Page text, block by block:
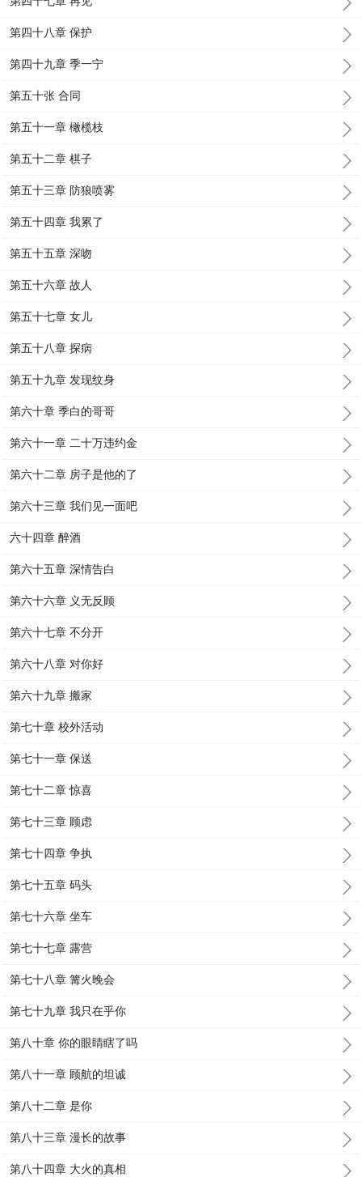
第四十八章 保护
第四十九章 季一宁
第五十张 合同
第五十一章 橄榄枝
第五十二章 棋子
第五十三章 防狼喷雾
第五十四章 我累了
第五十五章 深吻
第五十六章 故人
第五十七章 女儿
第五十八章 探病
第五十九章 发现纹身
第六十章 季白的哥哥
第六十一章 二十万违约金
第六十二章 房子是他的了
第六十三章 我们见一面吧
六十四章 醉酒
第六十五章 深情告白
第六十六章 义无反顾
第六十七章 不分开
第六十八章 对你好
第六十九章 搬家
第七十章 校外活动
第七十一章 保送
第七十二章 惊喜
第七十三章 顾虑
第七十四章 争执
第七十五章 码头
第七十六章 坐车
第七十七章 露营
第七十八章 篝火晚会
第七十九章 我只在乎你
第八十章 你的眼睛瞎了吗
第八十一章 顾航的坦诚
第八十二章 是你
第八十三章 漫长的故事
第八十四章 大火的真相